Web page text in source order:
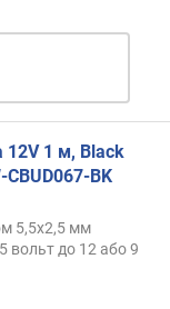
12V 1 м, Black
CBUD067-BK
5,5x2,5 мм
вольт до 12 або 9